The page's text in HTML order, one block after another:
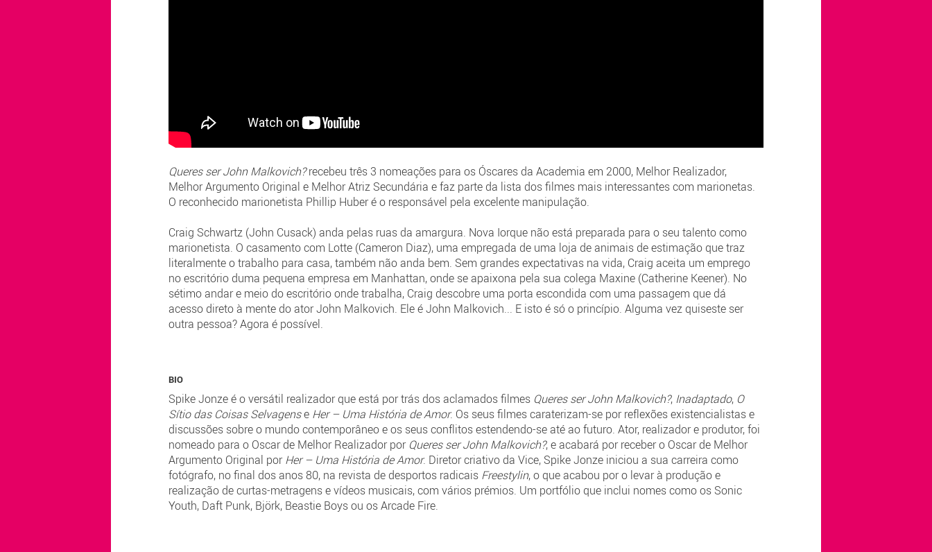
Queres ser John Malkovich?recebeu três 3 nomeações para os Óscares da Academia em 2000, Melhor Realizador,
Melhor Argumento Original e Melhor Atriz Secundária e faz parte da lista dos filmes mais interessantes com marionetas.
O reconhecido marionetista Phillip Huber é o responsável pela excelente manipulação.
Craig Schwartz (John Cusack) anda pelas ruas da amargura. Nova Iorque não está preparada para o seu talento como
marionetista. O casamento com Lotte (Cameron Diaz), uma empregada de uma loja de animais de estimação que traz
literalmente o trabalho para casa, também não anda bem. Sem grandes expectativas na vida, Craig aceita um emprego
no escritório duma pequena empresa em Manhattan, onde se apaixona pela sua colega Maxine (Catherine Keener). No
sétimo andar e meio do escritório onde trabalha, Craig descobre uma porta escondida com uma passagem que dá
acesso direto à mente do ator John Malkovich. Ele é John Malkovich... E isto é só o princípio. Alguma vez quiseste ser
outra pessoa? Agora é possível.
BIO
Spike Jonze é o versátil realizador que está por trás dos aclamados filmes Queres ser John Malkovich?, Inadaptado, O
Sítio das Coisas Selvagense Her – Uma História de Amor. Os seus filmes caraterizam-se por reflexões existencialistas e
discussões sobre o mundo contemporâneo e os seus conflitos estendendo-se até ao futuro. Ator, realizador e produtor, foi
nomeado para o Oscar de Melhor Realizador por Queres ser John Malkovich?, e acabará por receber o Oscar de Melhor
Argumento Original porHer – Uma História de Amor. Diretor criativo da Vice, Spike Jonze iniciou a sua carreira como
fotógrafo, no final dos anos 80, na revista de desportos radicais Freestylin, o que acabou por o levar à produção e
realização de curtas-metragens e vídeos musicais, com vários prémios. Um portfólio que inclui nomes como os Sonic
Youth, Daft Punk, Björk, Beastie Boys ou os Arcade Fire.